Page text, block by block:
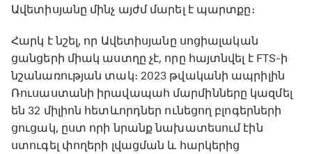
Ավետիսյանը մինչ այժմ մարել է պարտքը։
​Հարկ է նշել, որ Ավետիսյանը սոցիալական
ցանցերի միակ աստղը չէ, որը հայտնվել է FTS-ի
նշանառության տակ։ 2023 թվականի ապրիլին
Ռուսաստանի իրավապահ մարմինները կազմել
են 32 միլիոն հետևորդներ ունեցող բլոգերների
ցուցակ, ըստ որի նրանք նախատեսում էին
ստուգել փողերի լվացման և հարկերից